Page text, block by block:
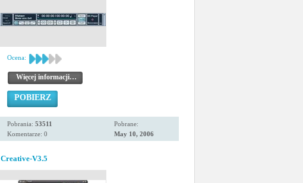
Ocena:
Więcej informacji…
POBIERZ
Pobrania: 53511
Komentarze: 0
Pobrane:
May 10, 2006
Creative-V3.5